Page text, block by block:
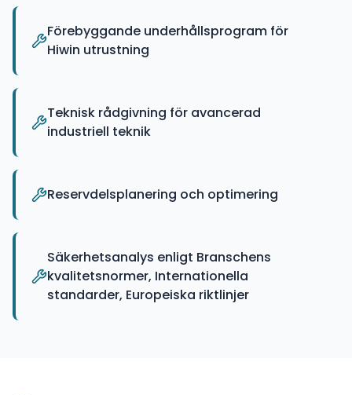
Förebyggande underhållsprogram för
Hiwin utrustning
Teknisk rådgivning för avancerad
industriell teknik
Reservdelsplanering och optimering
Säkerhetsanalys enligt Branschens
kvalitetsnormer, Internationella
standarder, Europeiska riktlinjer